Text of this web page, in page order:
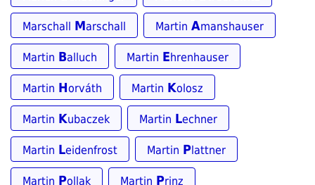
Marschall M arschall Martin Amanshauser
Martin Balluch Martin Ehrenhauser
Martin H orváth Martin Kolosz
Martin Kubaczek Martin Lechner
Martin Leidenfrost Martin Plattner
Martin Pollak Martin Prinz